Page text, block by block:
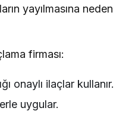
yayılmasına neden
firması:
onaylı ilaçlar kullanır.
uygular.